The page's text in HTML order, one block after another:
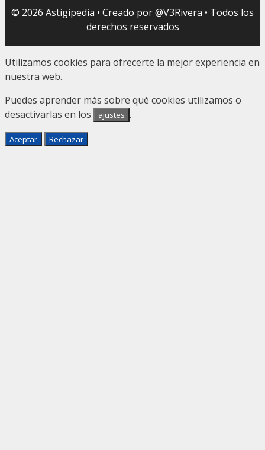
en
una
en
una
ventana
nueva)
en
una
ventana
nueva)
en
una
ventana
nueva)
© 2026 Astigipedia • Creado por @V3Rivera • Todos los
derechos reservados
Utilizamos cookies para ofrecerte la mejor experiencia en
nuestra web.
Puedes aprender más sobre qué cookies utilizamos o
desactivarlas en los
ajustes .
Aceptar Rechazar